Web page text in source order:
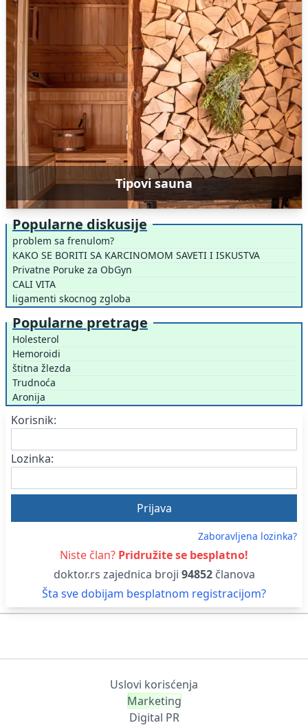
Tipovi sauna
Popularne diskusije
problem sa frenulom?
KAKO SE BORITI SA KARCINOMOM SAVETI I ISKUSTVA
Privatne Poruke za ObGyn
CALI VITA
ligamenti skocnog zgloba
Popularne pretrage
Holesterol
Hemoroidi
štitna žlezda
Trudnoća
Aronija
Korisnik:
Lozinka:
Zaboravljena lozinka?
Niste član? Pridružite se besplatno!
doktor.rs zajednica broji 94852članova
Šta sve dobijam besplatnom registracijom?
Uslovi korisćenja
Marketing
Digital PR